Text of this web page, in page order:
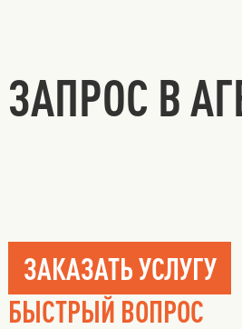
ЗАПРОС В
ЗАКАЗАТЬ УСЛУГУ
БЫСТРЫЙ ВОПРОС